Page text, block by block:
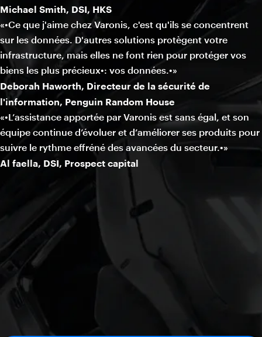
Michael Smith, DSI, HKS
«•Ce que j'aime chez Varonis, c'est qu'ils se concentrent
sur les données. D'autres solutions protègent votre
infrastructure, mais elles ne font rien pour protéger vos
biens les plus précieux•: vos données.•»
Deborah Haworth, Directeur de la sécurité de
l'information, Penguin Random House
«•L’assistance apportée par Varonis est sans égal, et son
équipe continue d’évoluer et d’améliorer ses produits pour
suivre le rythme effréné des avancées du secteur.•»
Al faella, DSI, Prospect capital